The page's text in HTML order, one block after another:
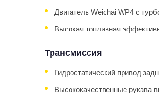
Двигатель Weichai WP4 с
Высокая топливная
Трансмиссия
Гидростатический привод
Высококачественные рукава